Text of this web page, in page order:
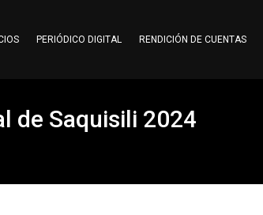
PERIÓDICO DIGITAL RENDICIÓN DE CUENTAS
de Saquisili 2024